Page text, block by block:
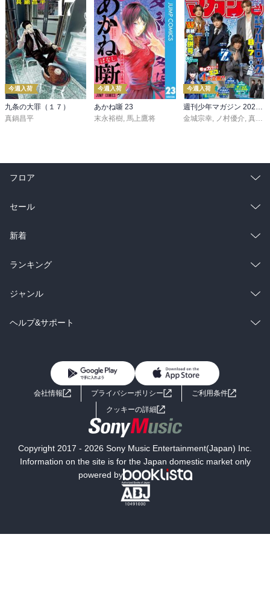
今週入荷
九条の大罪（１７）
真鍋昌平
今週入荷
あかね噺 23
末永裕樹 馬上鷹将
今週入荷
金城宗幸
ノ村優介 真島ヒロ
フロア
総合
ラノベ
雑誌・グラビア
BL・TL
セール
総合
ラノベ
雑誌・グラビア
BL・TL
新着
総合
ラノベ
雑誌・グラビア
ランキング
総合
ラノベ
ジャンル
コミック
ライトノベル 男子向けラノベ
小説
海外小説
ミステリー SF
文学
ヘルプ&サポート
よくあるご質問 お問い合わせ
会社情報 プライバシーポリシー
ご利用条件
クッキーの詳細
Copyright 2017 - 2026 Sony Music Entertainment(Japan) Inc.
Information on the site is for the Japan domestic market only
powered by